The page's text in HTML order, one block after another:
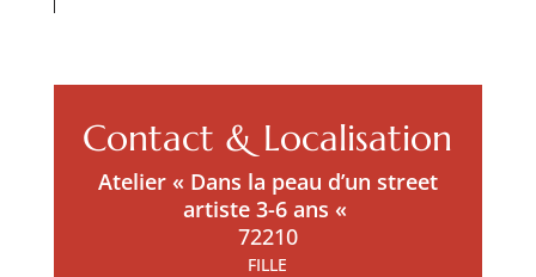
Contact & Localisation
Atelier « Dans la peau d’un street
artiste 3-6 ans «
72210
FILLE